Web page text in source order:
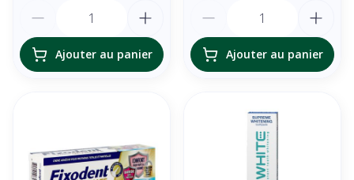
Ajouter au panier Ajouter au panier